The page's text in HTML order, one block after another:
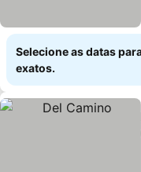
Selecione as datas
exatos.